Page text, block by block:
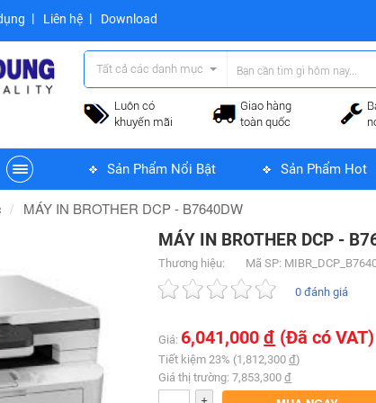
Liên hệ Download
Tất cả các danh mục
Luôn có
khuyến mãi
Giao hàng
toàn quốc
Sản Phẩm Nổi Bật Sản Phẩm Hot
MÁY IN BROTHER DCP - B7640DW
MÁY IN BROTHER DCP -
Thương hiệu: Mã SP:
0 đánh giá
Giá: 6,041,000đ (Đã có VAT)
Tiết kiệm 23% (1,812,300đ)
Giá thị trường: 7,853,300đ
+